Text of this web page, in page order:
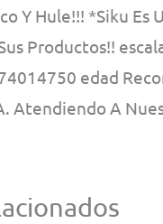
Y Hule!!! *Siku Es
Productos!!
edad
Atendiendo A